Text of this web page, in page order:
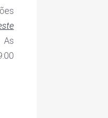
As